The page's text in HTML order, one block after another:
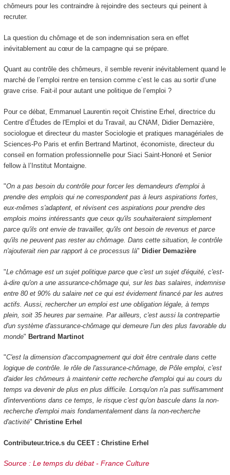
chômeurs pour les contraindre à rejoindre des secteurs qui peinent à
recruter.
La question du chômage et de son indemnisation sera en effet
inévitablement au cœur de la campagne qui se prépare.
Quant au contrôle des chômeurs, il semble revenir inévitablement quand le
marché de l’emploi rentre en tension comme c’est le cas au sortir d’une
grave crise. Fait-il pour autant une politique de l’emploi ?
Pour ce débat, Emmanuel Laurentin reçoit Christine Erhel, directrice du
Centre d’Études de l'Emploi et du Travail, au CNAM, Didier Demazière,
sociologue et directeur du master Sociologie et pratiques managériales de
Sciences-Po Paris et enfin Bertrand Martinot, économiste, directeur du
conseil en formation professionnelle pour Siaci Saint-Honoré et Senior
fellow à l’Institut Montaigne.
"On a pas besoin du contrôle pour forcer les demandeurs d'emploi à
prendre des emplois qui ne correspondent pas à leurs aspirations fortes,
eux-mêmes s'adaptent, et révisent ces aspirations pour prendre des
emplois moins intéressants que ceux qu'ils souhaiteraient simplement
parce qu'ils ont envie de travailler, qu'ils ont besoin de revenus et parce
qu'ils ne peuvent pas rester au chômage. Dans cette situation, le contrôle
n'ajouterait rien par rapport à ce processus là" Didier Demazière
"Le chômage est un sujet politique parce que c'est un sujet d'équité, c'est-
à-dire qu'on a une assurance-chômage qui, sur les bas salaires, indemnise
entre 80 et 90% du salaire net ce qui est évidement financé par les autres
actifs. Aussi, rechercher un emploi est une obligation légale, à temps
plein, soit 35 heures par semaine. Par ailleurs, c'est aussi la contrepartie
d'un système d'assurance-chômage qui demeure l'un des plus favorable du
monde" Bertrand Martinot
"C'est la dimension d'accompagnement qui doit être centrale dans cette
logique de contrôle. le rôle de l'assurance-chômage, de Pôle emploi, c'est
d'aider les chômeurs à maintenir cette recherche d'emploi qui au cours du
temps va devenir de plus en plus difficile. Lorsqu'on n'a pas suffisamment
d'interventions dans ce temps, le risque c'est qu'on bascule dans la non-
recherche d'emploi mais fondamentalement dans la non-recherche
d'activité" Christine Erhel
Contributeur.trice.s du CEET : Christine Erhel
Source : Le temps du débat - France Culture